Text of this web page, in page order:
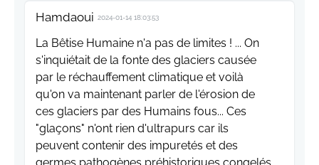
Hamdaoui 2024-01-14 18:03:53
La Bêtise Humaine n'a pas de limites ! ... On
s'inquiétait de la fonte des glaciers causée
par le réchauffement climatique et voilà
qu'on va maintenant parler de l'érosion de
ces glaciers par des Humains fous... Ces
"glaçons" n'ont rien d'ultrapurs car ils
peuvent contenir des impuretés et des